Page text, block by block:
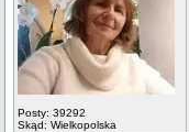
Posty: 39292
Skąd: Wielkopolska